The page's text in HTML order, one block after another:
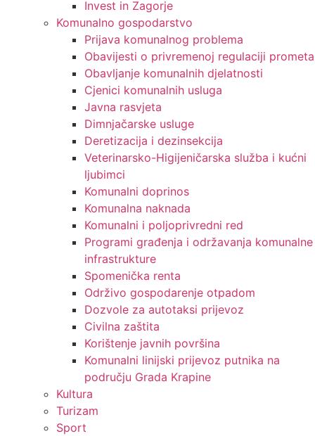
Invest in Zagorje
Komunalno gospodarstvo
Prijava komunalnog problema
Obavijesti o privremenoj regulaciji prometa
Obavljanje komunalnih djelatnosti
Cjenici komunalnih usluga
Javna rasvjeta
Dimnjačarske usluge
Deretizacija i dezinsekcija
Veterinarsko-Higijeničarska služba i kućni
ljubimci
Komunalni doprinos
Komunalna naknada
Komunalni i poljoprivredni red
Programi građenja i održavanja komunalne
infrastrukture
Spomenička renta
Održivo gospodarenje otpadom
Dozvole za autotaksi prijevoz
Civilna zaštita
Korištenje javnih površina
Komunalni linijski prijevoz putnika na
području Grada Krapine
Kultura
Turizam
Sport